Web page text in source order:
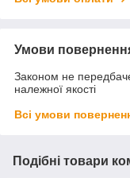
Умови
Законом не
належної якості
Всі умови
Подібні товари